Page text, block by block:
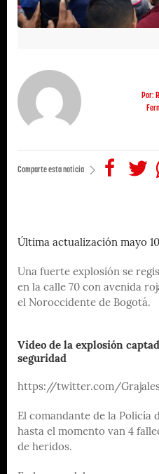
Por:
Comparte esta noticia
Última actualización mayo
Una fuerte explosión se
en la calle 70 con avenida
el Noroccidente de Bogotá.
Video de la explosión
seguridad
https://twitter.com/
El comandante de la Policía
hasta el momento van 4
de heridos.